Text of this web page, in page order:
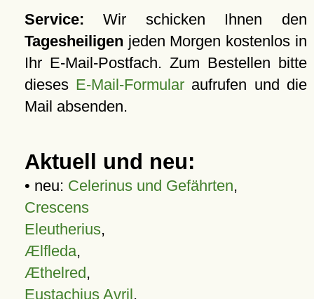
Service: Wir schicken Ihnen den
Tagesheiligen jeden Morgen kostenlos in
Ihr E-Mail-Postfach. Zum Bestellen bitte
dieses E-Mail-Formular aufrufen und die
Mail absenden.
Aktuell und neu:
• neu: Celerinus und Gefährten,
Crescens
Eleutherius,
Ælfleda,
Æthelred,
Eustachius Avril,